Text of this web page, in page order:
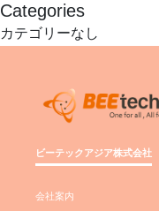
Categories
カテゴリーなし
ビーテックアジア株式会社
会社案内